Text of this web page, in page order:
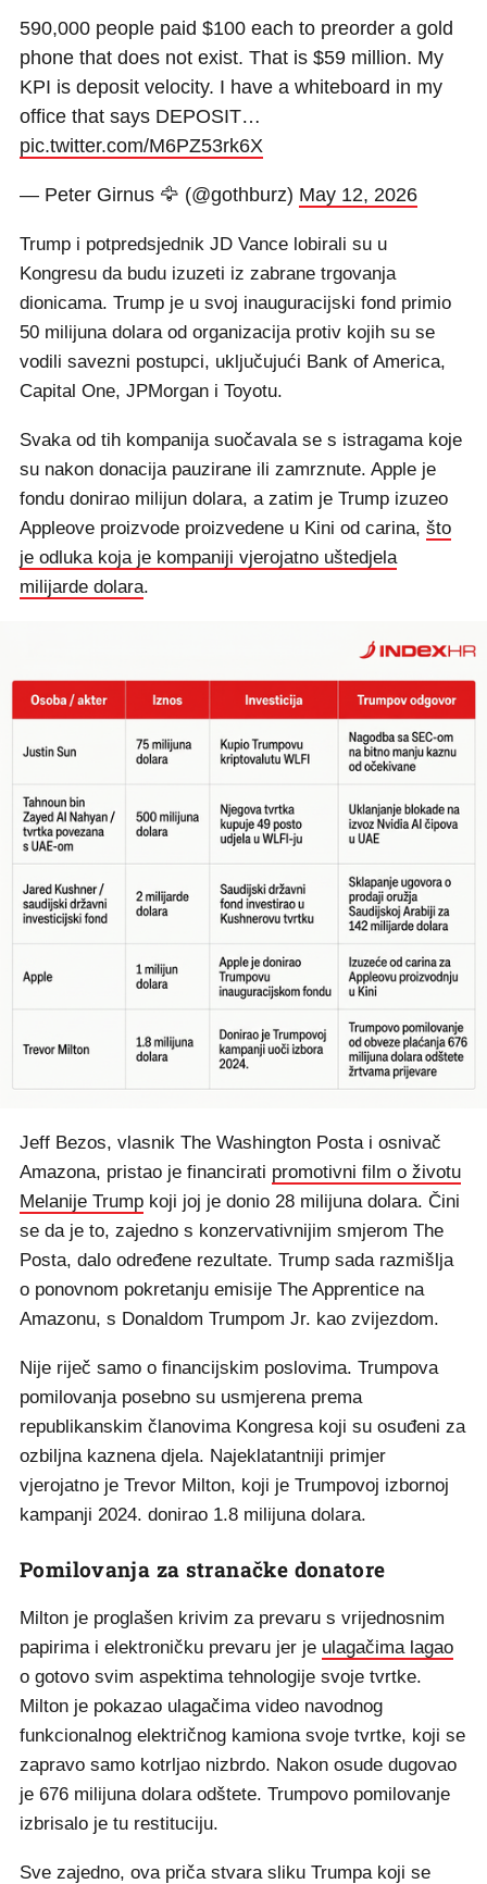
590,000 people paid $100 each to preorder a gold
phone that does not exist. That is $59 million. My
KPI is deposit velocity. I have a whiteboard in my
office that says DEPOSIT…
pic.twitter.com/M6PZ53rk6X
— Peter Girnus 🦅 (@gothburz) May 12, 2026
Trump i potpredsjednik JD Vance lobirali su u
Kongresu da budu izuzeti iz zabrane trgovanja
dionicama. Trump je u svoj inauguracijski fond primio
50 milijuna dolara od organizacija protiv kojih su se
vodili savezni postupci, uključujući Bank of America,
Capital One, JPMorgan i Toyotu.
Svaka od tih kompanija suočavala se s istragama koje
su nakon donacija pauzirane ili zamrznute. Apple je
fondu donirao milijun dolara, a zatim je Trump izuzeo
Appleove proizvode proizvedene u Kini od carina, što
je odluka koja je kompaniji vjerojatno uštedjela
milijarde dolara.
Jeff Bezos, vlasnik The Washington Posta i osnivač
Amazona, pristao je financirati promotivni film o životu
Melanije Trump koji joj je donio 28 milijuna dolara. Čini
se da je to, zajedno s konzervativnijim smjerom The
Posta, dalo određene rezultate. Trump sada razmišlja
o ponovnom pokretanju emisije The Apprentice na
Amazonu, s Donaldom Trumpom Jr. kao zvijezdom.
Nije riječ samo o financijskim poslovima. Trumpova
pomilovanja posebno su usmjerena prema
republikanskim članovima Kongresa koji su osuđeni za
ozbiljna kaznena djela. Najeklatantniji primjer
vjerojatno je Trevor Milton, koji je Trumpovoj izbornoj
kampanji 2024. donirao 1.8 milijuna dolara.
Pomilovanja za stranačke donatore
Milton je proglašen krivim za prevaru s vrijednosnim
papirima i elektroničku prevaru jer je ulagačima lagao
o gotovo svim aspektima tehnologije svoje tvrtke.
Milton je pokazao ulagačima video navodnog
funkcionalnog električnog kamiona svoje tvrtke, koji se
zapravo samo kotrljao nizbrdo. Nakon osude dugovao
je 676 milijuna dolara odštete. Trumpovo pomilovanje
izbrisalo je tu restituciju.
Sve zajedno, ova priča stvara sliku Trumpa koji se